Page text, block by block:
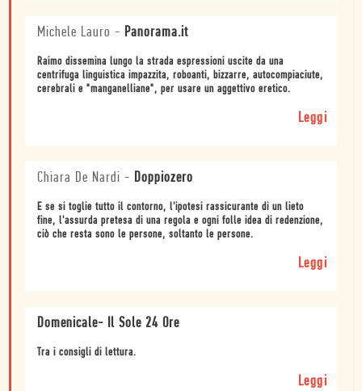
Michele Lauro - Panorama.it
Raimo dissemina lungo la strada espressioni uscite da una
centrifuga linguistica impazzita, roboanti, bizzarre, autocompiaciute,
cerebrali e "manganelliane", per usare un aggettivo eretico.
Leggi
Chiara De Nardi - Doppiozero
E se si toglie tutto il contorno, l'ipotesi rassicurante di un lieto
fine, l'assurda pretesa di una regola e ogni folle idea di redenzione,
ciò che resta sono le persone, soltanto le persone.
Leggi
Domenicale- Il Sole 24 Ore
Tra i consigli di lettura.
Leggi